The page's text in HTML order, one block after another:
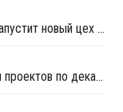
Челябинский производитель пенопласта запустит новый цех за 34 млн рублей
СИБУР тиражирует свой опыт реализации проектов по декарбонизации в строительстве